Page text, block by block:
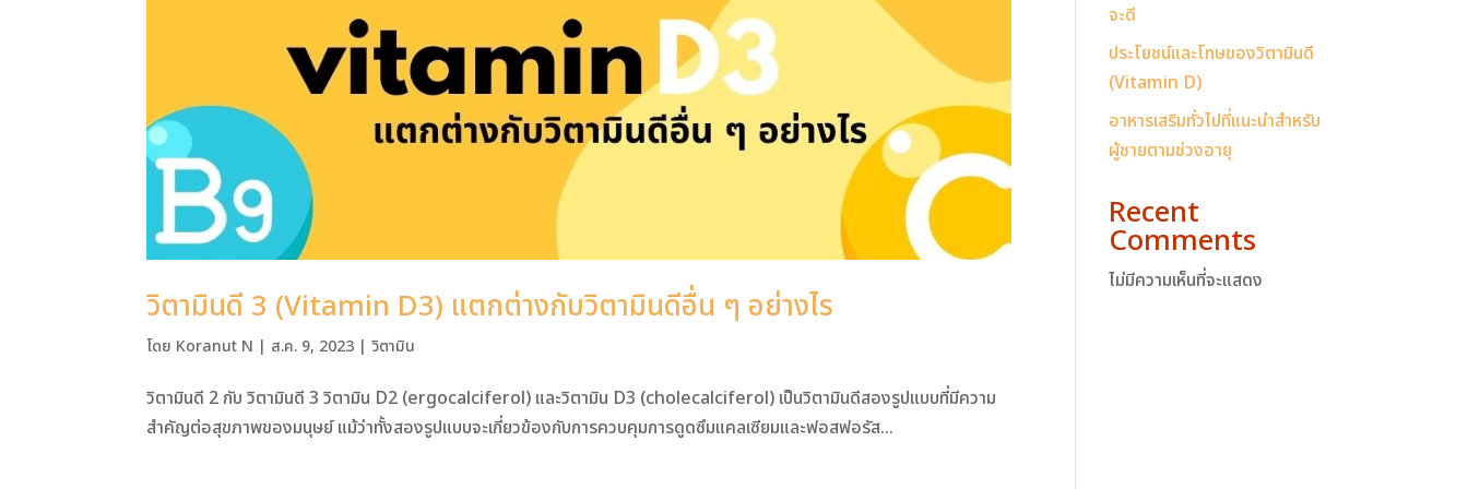
วิตามินดี 3 (Vitamin D3) แตกต่างกับวิตามินดีอื่น ๆ อย่างไร
โดย Koranut N | ส.ค. 9, 2023 |วิตามิน
วิตามินดี 2 กับ วิตามินดี 3 วิตามิน D2 (ergocalciferol) และวิตามิน D3 (cholecalciferol) เป็นวิตามินดีสองรูปแบบที่มีความ
สำคัญต่อสุขภาพของมนุษย์ แม้ว่าทั้งสองรูปแบบจะเกี่ยวข้องกับการควบคุมการดูดซึมแคลเซียมและฟอสฟอรัส...
จะดี
ประโยชน์และโทษของวิตามินดี
(Vitamin D)
อาหารเสริมทั่วไปที่แนะนำสำหรับ
ผู้ชายตามช่วงอายุ
Recent
Comments
ไม่มีความเห็นที่จะแสดง